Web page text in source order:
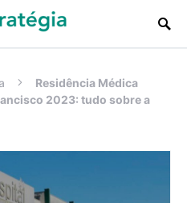
Residência Médica
2023: tudo sobre a